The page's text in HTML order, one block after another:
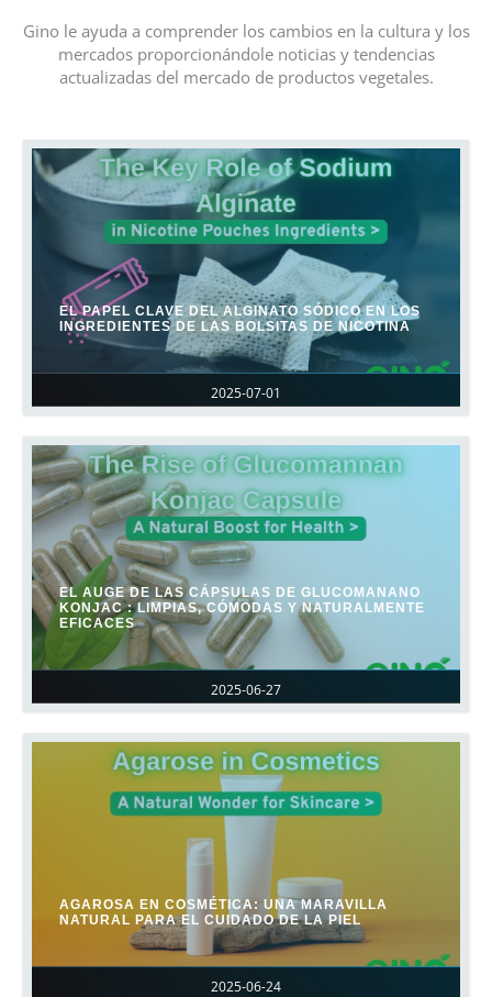
Gino le ayuda a comprender los cambios en la cultura y los
mercados proporcionándole noticias y tendencias
actualizadas del mercado de productos vegetales.
2025-07-01
EL PAPEL CLAVE DEL ALGINATO SÓDICO EN LOS
INGREDIENTES DE LAS BOLSITAS DE NICOTINA
2025-06-27
EL AUGE DE LAS CÁPSULAS DE GLUCOMANANO
KONJAC : LIMPIAS, CÓMODAS Y NATURALMENTE
EFICACES
2025-06-24
AGAROSA EN COSMÉTICA: UNA MARAVILLA
NATURAL PARA EL CUIDADO DE LA PIEL